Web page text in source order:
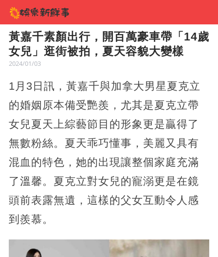
黃嘉千素顏出行，開百萬豪車帶「14歲
女兒」逛街被拍，夏天容貌大變樣
2024/01/03
1月3日訊，黃嘉千與加拿大男星夏克立
的婚姻原本備受艷羨，尤其是夏克立帶
女兒夏天上綜藝節目的形象更是贏得了
無數粉絲。夏天乖巧懂事，美麗又具有
混血的特色，她的出現讓整個家庭充滿
了溫馨。夏克立對女兒的寵溺更是在鏡
頭前表露無遺，這樣的父女互動令人感
到羨慕。